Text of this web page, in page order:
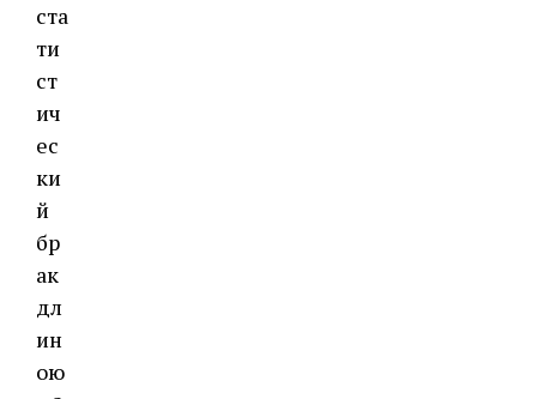
ста
ти
ст
ич
ес
ки
й
бр
ак
дл
ин
ою